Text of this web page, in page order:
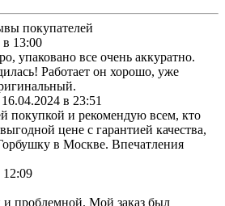
покупателей
в 13:00
упаковано все очень аккуратно.
Работает он хорошо, уже
16.04.2024 в 23:51
покупкой и рекомендую всем, кто
цене с гарантией качества,
в Москве. Впечатления
12:09
и проблемной. Мой заказ был